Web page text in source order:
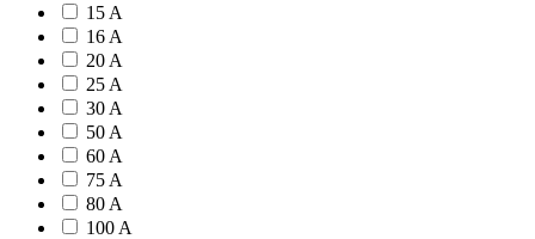
15 A
16 A
20 A
25 A
30 A
50 A
60 A
75 A
80 A
100 A